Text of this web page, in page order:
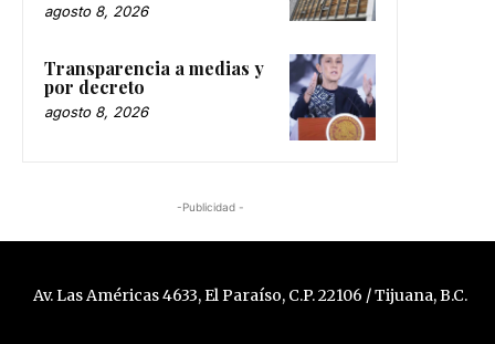
agosto 8, 2026
Transparencia a medias y
por decreto
agosto 8, 2026
-Publicidad -
Av. Las Américas 4633, El Paraíso, C.P. 22106 / Tijuana, B.C.